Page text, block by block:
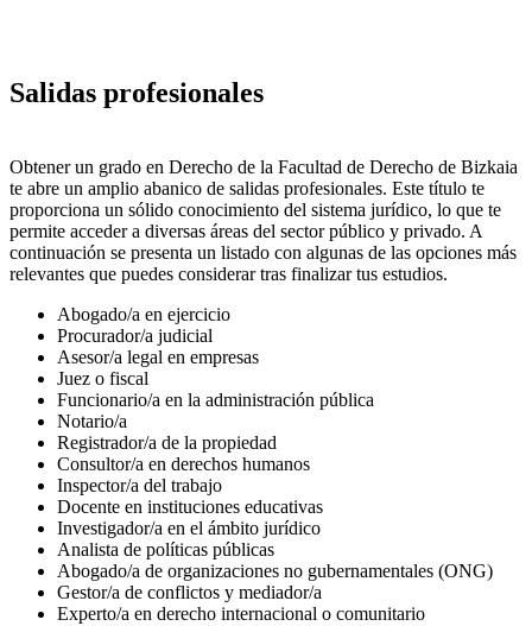
Salidas profesionales
Obtener un grado en Derecho de la Facultad de Derecho de Bizkaia
te abre un amplio abanico de salidas profesionales. Este título te
proporciona un sólido conocimiento del sistema jurídico, lo que te
permite acceder a diversas áreas del sector público y privado. A
continuación se presenta un listado con algunas de las opciones más
relevantes que puedes considerar tras finalizar tus estudios.
Abogado/a en ejercicio
Procurador/a judicial
Asesor/a legal en empresas
Juez o fiscal
Funcionario/a en la administración pública
Notario/a
Registrador/a de la propiedad
Consultor/a en derechos humanos
Inspector/a del trabajo
Docente en instituciones educativas
Investigador/a en el ámbito jurídico
Analista de políticas públicas
Abogado/a de organizaciones no gubernamentales (ONG)
Gestor/a de conflictos y mediador/a
Experto/a en derecho internacional o comunitario